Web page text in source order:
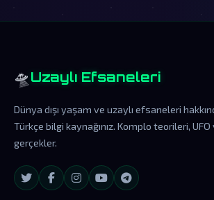
🛸 Uzaylı Efsaneleri
Dünya dışı yaşam ve uzaylı efsaneleri
Türkçe bilgi kaynağınız. Komplo teorileri,
gerçekler.